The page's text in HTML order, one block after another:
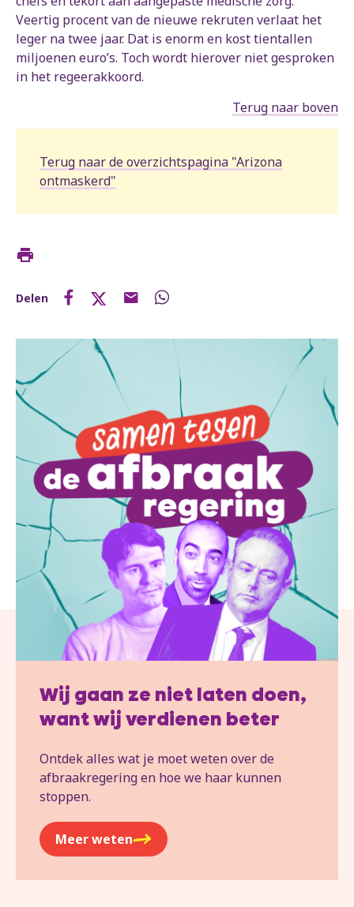
Veertig procent van de nieuwe rekruten verlaat het
leger na twee jaar. Dat is enorm en kost tientallen
miljoenen euro’s. Toch wordt hierover niet gesproken
in het regeerakkoord.
Terug naar boven
Terug naar de overzichtspagina "Arizona
ontmaskerd"
Delen
Wij gaan ze niet laten doen,
want wij verdienen beter
Ontdek alles wat je moet weten over de
afbraakregering en hoe we haar kunnen
stoppen.
Meer weten